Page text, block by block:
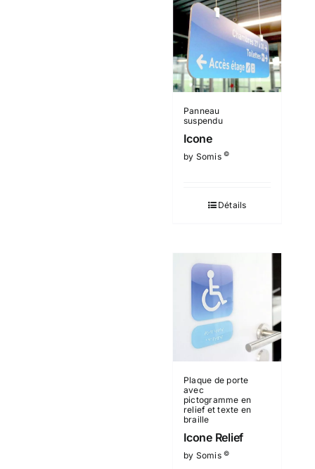
Panneau
suspendu
Icone
by Somis©
Détails
Plaque de porte
avec
pictogramme en
relief et texte en
braille
Icone Relief
by Somis©